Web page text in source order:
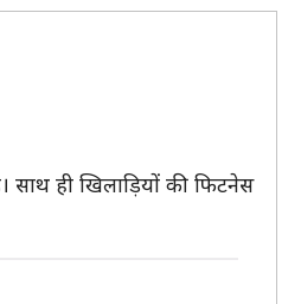
ही खिलाड़ियों की फिटनेस